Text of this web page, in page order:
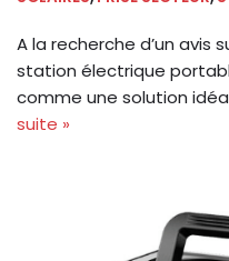
A la recherche d’un avis
station électrique
comme une solution
suite »